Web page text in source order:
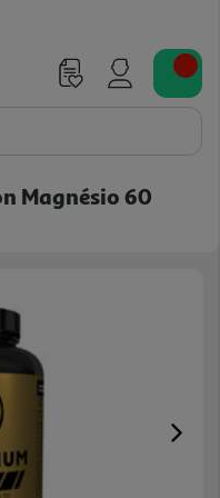
Magnésio 60